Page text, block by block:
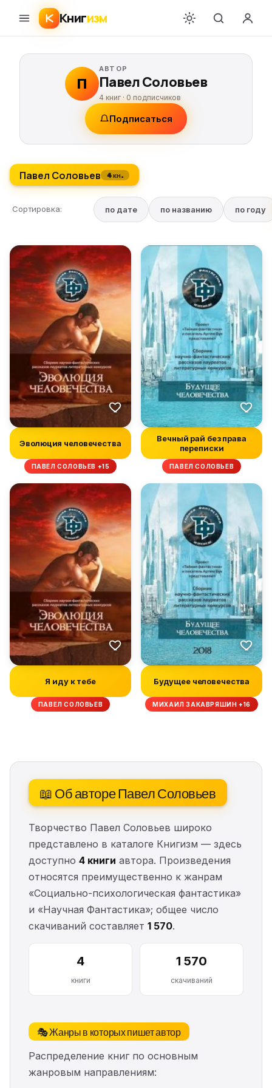
Книгизм
П
АВТОР
Павел Соловьев
4 книг · 0 подписчиков
Подписаться
Павел Соловьев 4 кн.
Сортировка: по дате по названию по году
Эволюция человечества
ПАВЕЛ СОЛОВЬЕВ +15
Вечный рай без права
переписки
ПАВЕЛ СОЛОВЬЕВ
Я иду к тебе
ПАВЕЛ СОЛОВЬЕВ
Будущее человечества
МИХАИЛ ЗАКАВРЯШИН +16
📖 Об авторе Павел Соловьев
Творчество Павел Соловьев широко
представлено в каталоге Книгизм — здесь
доступно 4 книги автора. Произведения
относятся преимущественно к жанрам
«Социально-психологическая фантастика»
и «Научная Фантастика»; общее число
скачиваний составляет 1 570.
4
книги
1 570
скачиваний
🎭 Жанры в которых пишет автор
Распределение книг по основным
жанровым направлениям: